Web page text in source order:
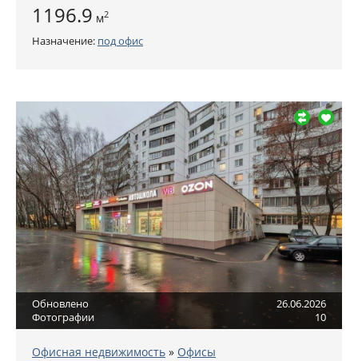
1196.9 м2
Назначение: под офис
Обновлено
26.06.2026
Фотографии
10
Офисная недвижимость » Офисы